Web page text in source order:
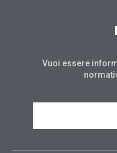
Vuoi essere